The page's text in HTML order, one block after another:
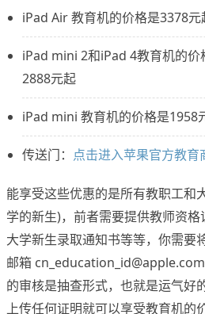
iPad Air 教育机的价格是3378
iPad mini 2和iPad 4教育机的
2888元起
iPad mini 教育机的价格是1958
传送门： 点击进入苹果官方教育
能享受这些优惠的是所有教职工和
学的新生)，前者需要提供教师资
大学新生录取通知书等等，你需要
邮箱
的审核是抽查形式，也就是运气好
上传任何证明就可以享受教育机的